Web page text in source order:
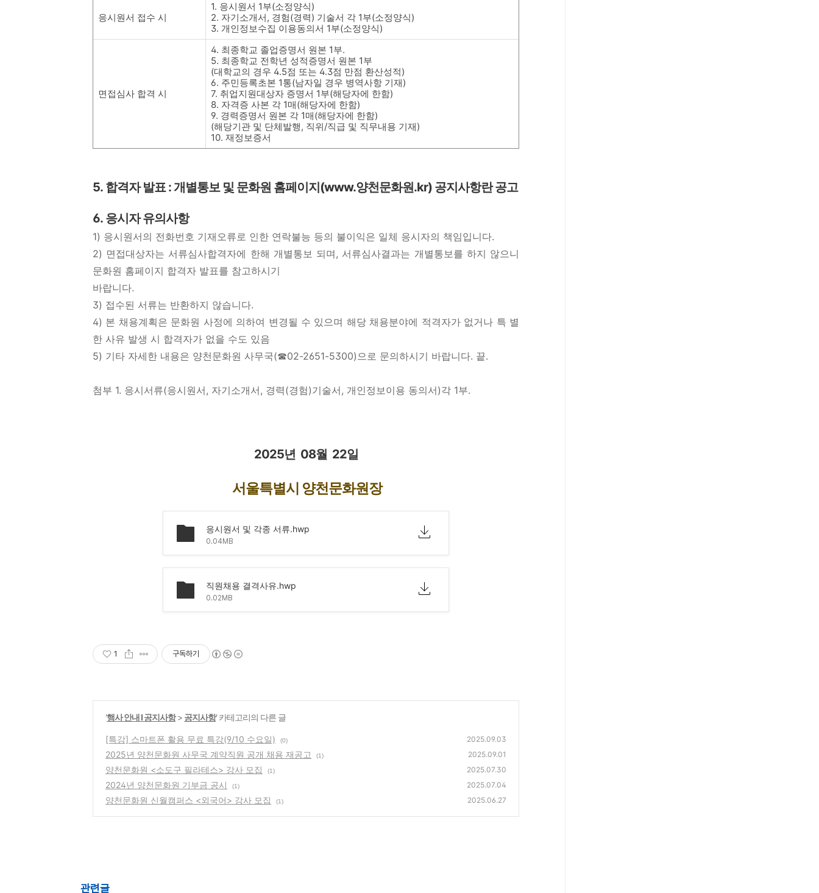
응시원서 접수 시
1. 응시원서 1부(소정양식)
2. 자기소개서, 경험(경력) 기술서 각 1부(소정양식)
3. 개인정보수집 이용동의서 1부(소정양식)
면접심사 합격 시
4. 최종학교 졸업증명서 원본 1부.
5. 최종학교 전학년 성적증명서 원본 1부
(대학교의 경우 4.5점 또는 4.3점 만점 환산성적)
6. 주민등록초본 1통(남자일 경우 병역사항 기재)
7. 취업지원대상자 증명서 1부(해당자에 한함)
8. 자격증 사본 각 1매(해당자에 한함)
9. 경력증명서 원본 각 1매(해당자에 한함)
(해당기관 및 단체발행, 직위/직급 및 직무내용 기재)
10. 재정보증서
5. 합격자 발표 :개별통보 및 문화원 홈페이지(www.양천문화원.kr) 공지사항란 공고
6. 응시자 유의사항
1) 응시원서의 전화번호 기재오류로 인한 연락불능 등의 불이익은 일체 응시자의 책임입니다.
2) 면접대상자는 서류심사합격자에 한해 개별통보 되며, 서류심사결과는 개별통보를 하지 않으니
문화원 홈페이지 합격자 발표를 참고하시기
바랍니다.
3) 접수된 서류는 반환하지 않습니다.
4) 본 채용계획은 문화원 사정에 의하여 변경될 수 있으며 해당 채용분야에 적격자가 없거나 특 별
한 사유 발생 시 합격자가 없을 수도 있음
5) 기타 자세한 내용은 양천문화원 사무국(☎02-2651-5300)으로 문의하시기 바랍니다. 끝.
첨부 1. 응시서류(응시원서, 자기소개서, 경력(경험)기술서, 개인정보이용 동의서)각 1부.
2025년 08월 22일
서울특별시 양천문화원장
응시원서 및 각종 서류.hwp
0.04MB
직원채용 결격사유.hwp
0.02MB
1 구독하기
'행사 안내 Ι 공지사항> 공지사항' 카테고리의 다른 글
[특강] 스마트폰 활용 무료 특강(9/10 수요일) (0) 2025.09.03
2025년 양천문화원 사무국 계약직원 공개 채용 재공고 (1) 2025.09.01
양천문화원 <소도구 필라테스> 강사 모집 (1) 2025.07.30
2024년 양천문화원 기부금 공시 (1) 2025.07.04
양천문화원 신월캠퍼스 <외국어> 강사 모집 (1) 2025.06.27
관련글